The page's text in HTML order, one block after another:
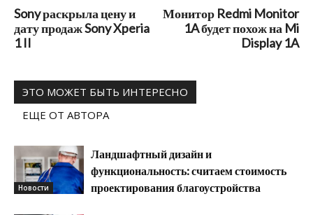
Sony раскрыла цену и
дату продаж Sony Xperia
1 II
Монитор Redmi Monitor
1A будет похож на Mi
Display 1A
ЭТО МОЖЕТ БЫТЬ ИНТЕРЕСНО
ЕЩЕ ОТ АВТОРА
Новости
Ландшафтный дизайн и
функциональность: считаем стоимость
проектирования благоустройства